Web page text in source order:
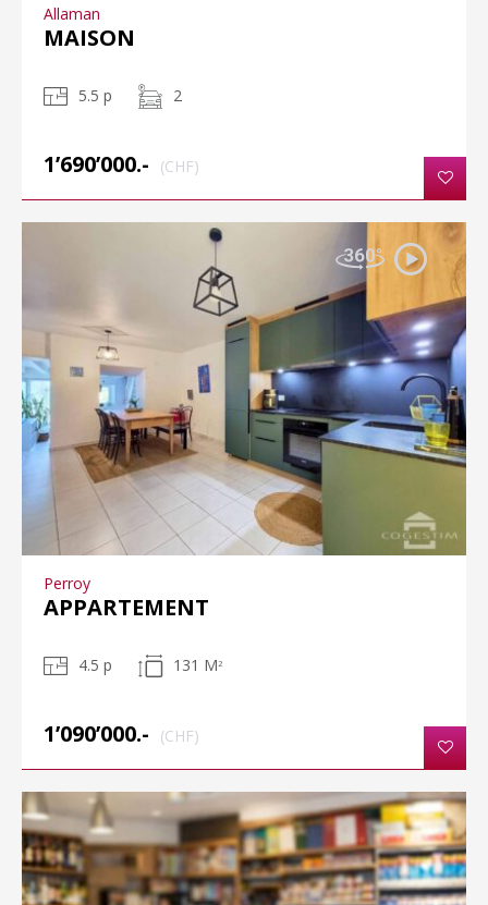
Allaman
MAISON
5.5 p 2
1’690’000.- (CHF)
Perroy
APPARTEMENT
4.5 p 131 M 2
1’090’000.- (CHF)